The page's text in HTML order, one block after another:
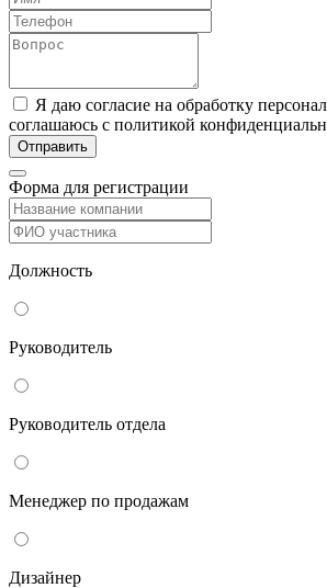
Я даю согласие на обработку
соглашаюсь с политикой
Форма для регистрации
Должность
Руководитель
Руководитель отдела
Менеджер по продажам
Дизайнер